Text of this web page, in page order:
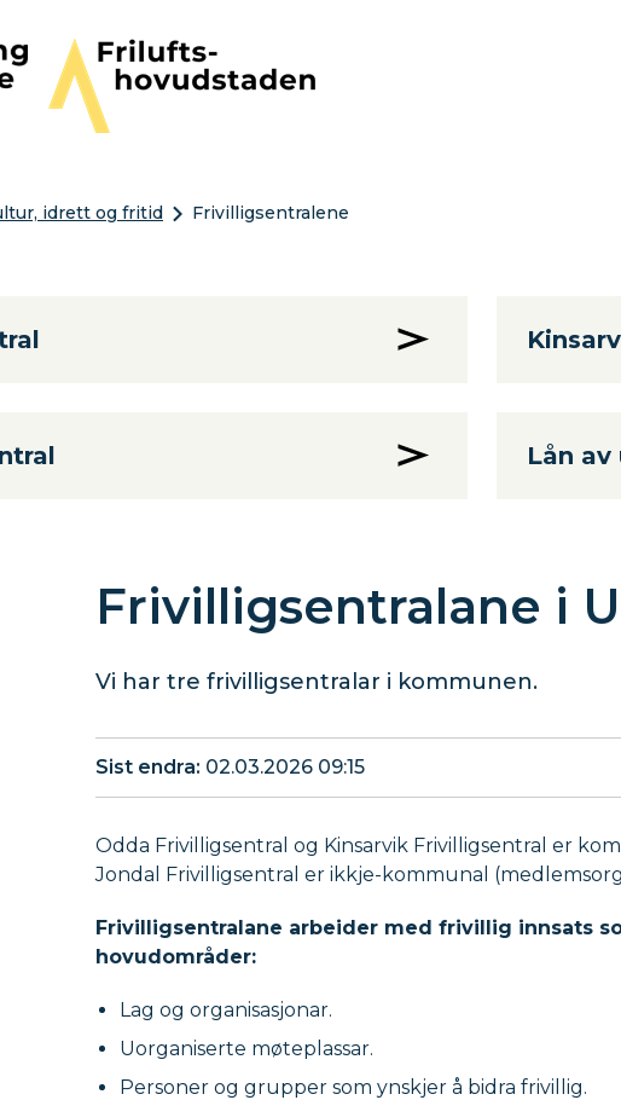
idrett og fritid Frivilligsentralene
Lån
Frivilligsentralane i
Vi har tre frivilligsentralar i kommunen.
Sist endra 02.03.2026 09:15
Odda Frivilligsentral og Kinsarvik Frivilligsentral er
Jondal Frivilligsentral er ikkje-kommunal
Frivilligsentralane arbeider med frivillig innsats
hovudområder:
Lag og organisasjonar.
Uorganiserte møteplassar.
Personer og grupper som ynskjer å bidra frivillig.